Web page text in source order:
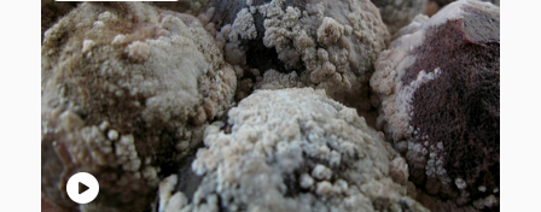
play_circle